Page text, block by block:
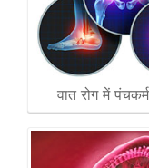
वात रोग में